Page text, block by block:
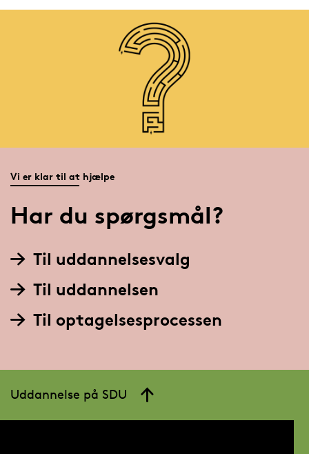
Vi er klar til at hjælpe
Har du spørgsmål?
Til uddannelsesvalg
Til uddannelsen
Til optagelsesprocessen
Uddannelse på SDU